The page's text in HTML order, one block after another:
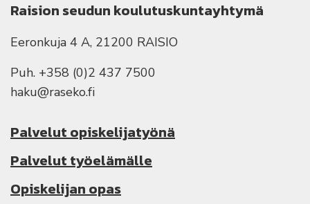
Raision seudun koulutuskuntayhtymä
Eeronkuja 4 A, 21200 RAISIO
Puh. +358 (0)2 437 7500
haku@raseko.fi
Palvelut opiskelijatyönä
Palvelut työelämälle
Opiskelijan opas